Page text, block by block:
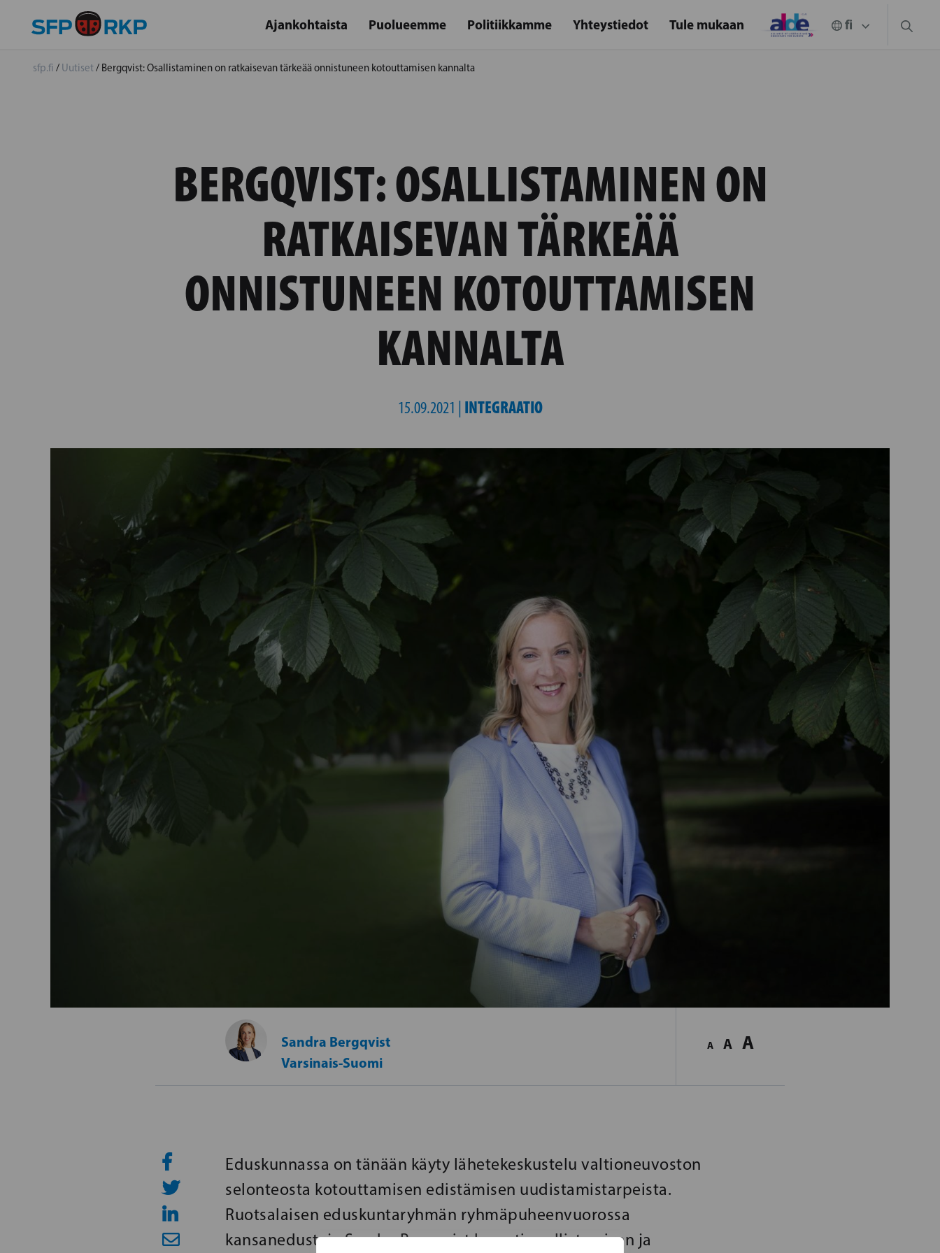
Ajankohtaista Puolueemme Politiikkamme Yhteystiedot Tule mukaan
sfp.fi / Uutiset/ Bergqvist: Osallistaminen on ratkaisevan tärkeää onnistuneen kotouttamisen kannalta
BERGQVIST: OSALLISTAMINEN ON
RATKAISEVAN TÄRKEÄÄ
ONNISTUNEEN KOTOUTTAMISEN
KANNALTA
15.09.2021 | INTEGRAATIO
Sandra Bergqvist
Varsinais-Suomi
A A A
Eduskunnassa on tänään käyty lähetekeskustelu valtioneuvoston
selonteosta kotouttamisen edistämisen uudistamistarpeista.
Ruotsalaisen eduskuntaryhmän ryhmäpuheenvuorossa
kansanedustaja Sandra Bergqvist korosti osallistamisen ja